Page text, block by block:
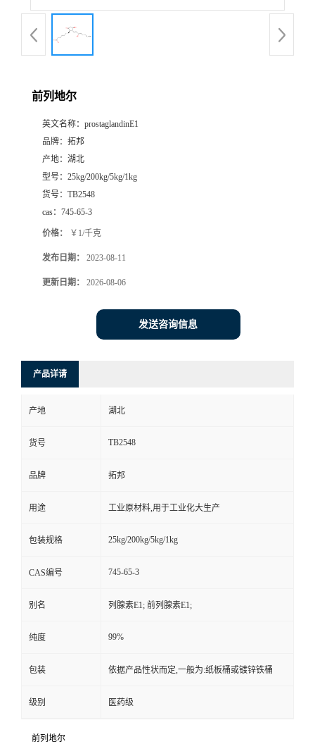
前列地尔
英文名称： prostaglandinE1
品牌： 拓邦
产地： 湖北
型号： 25kg/200kg/5kg/1kg
货号： TB2548
cas： 745-65-3
价格： ￥1/千克
发布日期： 2023-08-11
更新日期： 2026-08-06
发送咨询信息
产品详请
产地 湖北
货号 TB2548
品牌 拓邦
用途 工业原材料,用于工业化大生产
包装规格 25kg/200kg/5kg/1kg
CAS编号 745-65-3
别名 列腺素E1; 前列腺素E1;
纯度 99%
包装 依据产品性状而定,一般为:纸板桶或镀锌铁桶
级别 医药级
前列地尔